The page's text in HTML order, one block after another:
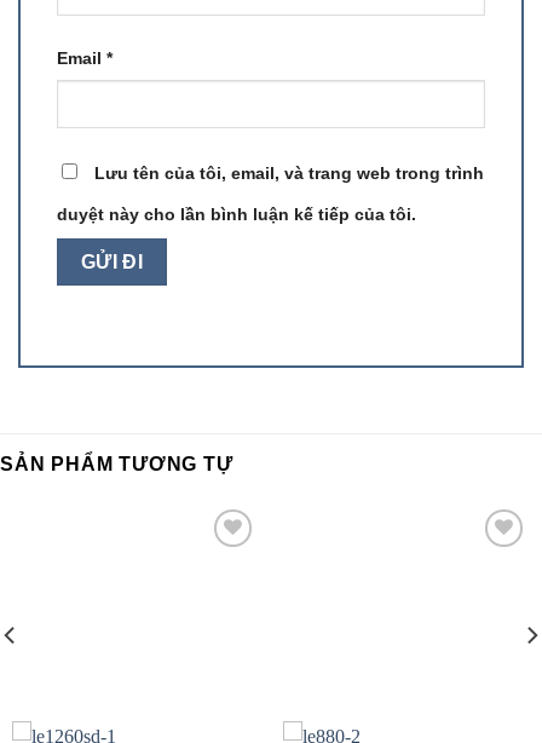
Email *
Lưu tên của tôi, email, và trang web trong trình
duyệt này cho lần bình luận kế tiếp của tôi.
SẢN PHẨM TƯƠNG TỰ